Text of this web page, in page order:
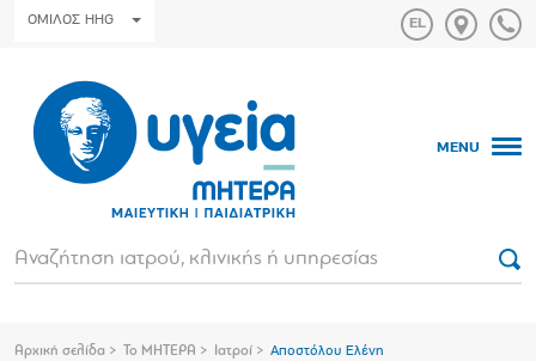
ΟΜΙΛΟΣ HHG
MENU
Αρχική σελίδα Το ΜΗΤΕΡΑ Ιατροί Αποστόλου Ελένη